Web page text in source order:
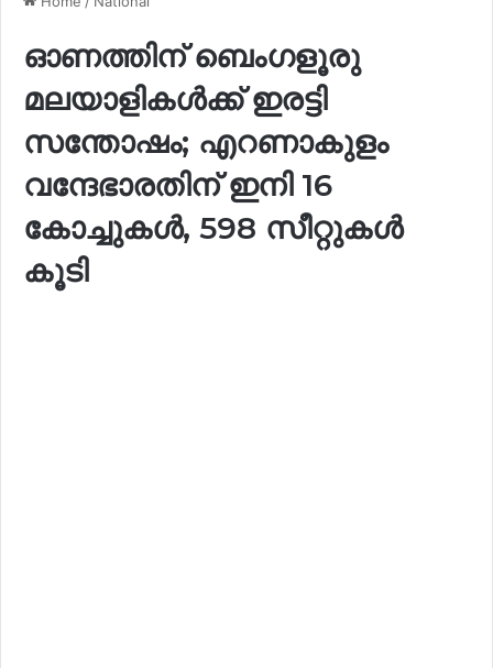
ഓണത്തിന് ബെംഗളൂരു
മലയാളികള്‍ക്ക് ഇരട്ടി
സന്തോഷം; എറണാകുളം
വന്ദേഭാരതിന് ഇനി 16
കോച്ചുകള്‍, 598 സീറ്റുകള്‍
കൂടി